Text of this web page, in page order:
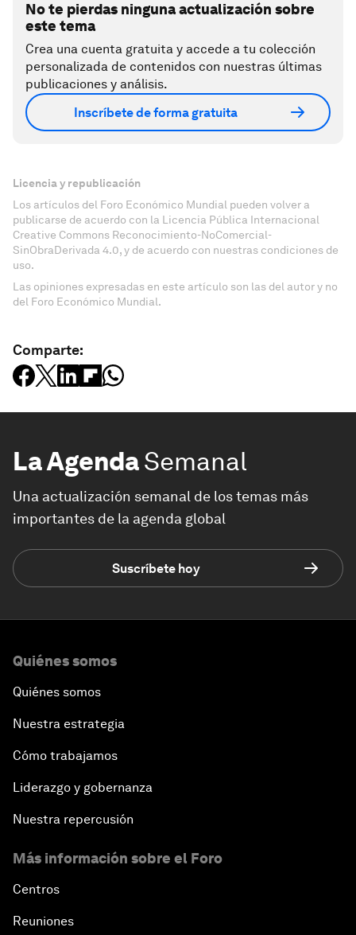
No te pierdas ninguna actualización sobre
este tema
Crea una cuenta gratuita y accede a tu colección
personalizada de contenidos con nuestras últimas
publicaciones y análisis.
Inscríbete de forma gratuita
Licencia y republicación
Los artículos del Foro Económico Mundial pueden volver a
publicarse de acuerdo con la Licencia Pública Internacional
Creative Commons Reconocimiento-NoComercial-
SinObraDerivada 4.0, y de acuerdo con nuestras condiciones de
uso.
Las opiniones expresadas en este artículo son las del autor y no
del Foro Económico Mundial.
Comparte:
La AgendaSemanal
Una actualización semanal de los temas más
importantes de la agenda global
Suscríbete hoy
Quiénes somos
Quiénes somos
Nuestra estrategia
Cómo trabajamos
Liderazgo y gobernanza
Nuestra repercusión
Más información sobre el Foro
Centros
Reuniones